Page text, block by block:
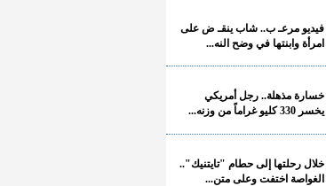
فيديو مرعـ ب.. شاب ينقـ ض على
امرأة وابنتها في وضح النه...
خسارة مذهلة.. رجل أمريكي
يخسر 330 كليو غراماً من وزنه...
خلال رحلتها إلى حطام "تايتنيك"..
الغواصة اختفت وعلى متن...